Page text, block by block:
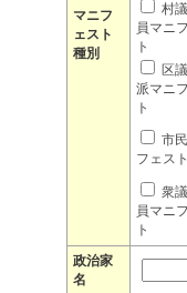
マニフ
ェスト
種別
村
員マニ
ト
区
派マニ
ト
市
フェスト
衆
員マニ
ト
政治家
名